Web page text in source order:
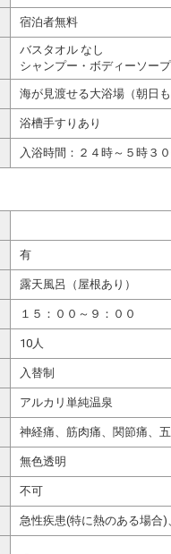
宿泊者無料
バスタオル なし
シャンプー・ボディーソー
海が見渡せる大浴場（朝日も
浴槽手すりあり
入浴時間：２４時～５時３
有
露天風呂（屋根あり）
１５：００～９：００
10人
入替制
アルカリ単純温泉
神経痛、筋肉痛、関節痛、
無色透明
不可
急性疾患(特に熱のある場合